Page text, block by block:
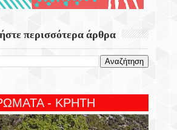
περισσότερα άρθρα
- ΚΡΗΤΗ